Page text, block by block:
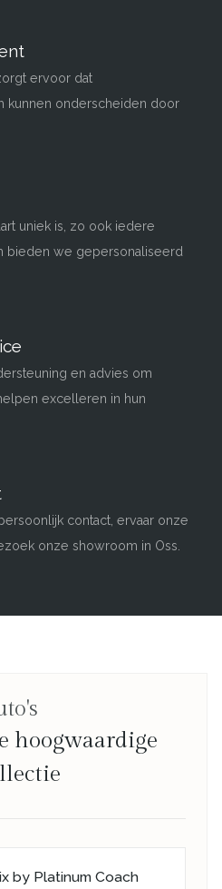
ervoor dat
kunnen onderscheiden door
uniek is, zo ook iedere
bieden we gepersonaliseerd
en advies om
excelleren in hun
contact, ervaar onze
onze showroom in Oss.
hoogwaardige
by Platinum Coach